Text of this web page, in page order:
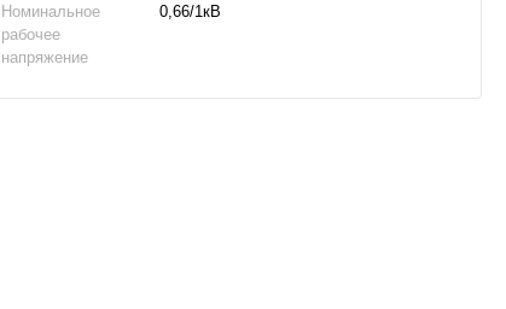
Номинальное
рабочее
напряжение
0,66/1кВ